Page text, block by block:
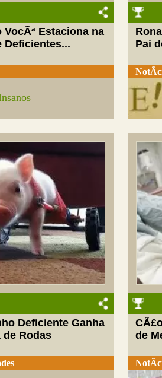
VocÃª Estaciona na
Deficientes...
Pai
Deficiente Ganha
de Rodas
de